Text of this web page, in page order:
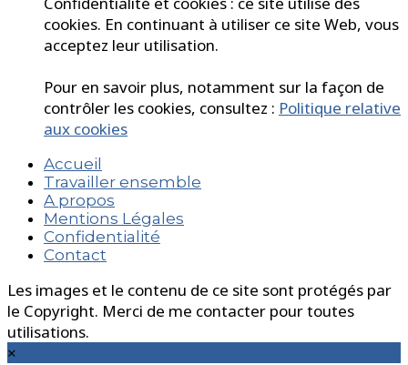
cookies. En continuant à utiliser ce site Web, vous
acceptez leur utilisation.
Pour en savoir plus, notamment sur la façon de
contrôler les cookies, consultez : Politique relative
aux cookies
Accueil
Travailler ensemble
A propos
Mentions Légales
Confidentialité
Contact
Les images et le contenu de ce site sont protégés par
le Copyright. Merci de me contacter pour toutes
utilisations.
×